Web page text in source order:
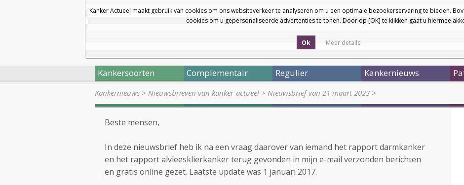
Kanker Actueel maakt gebruik van cookies om ons websiteverkeer te analyseren om u een optimale bezoekerservaring te bieden.
cookies om u gepersonaliseerde advertenties te tonen. Door op [OK] te klikken gaat u hiermee
Ok Meer details
Kankersoorten Complementair Regulier Kankernieuws
Kankernieuws > Nieuwsbrieven van kanker-actueel > Nieuwsbrief van 21 maart 2023 >
Beste mensen,
In deze nieuwsbrief heb ik na een vraag daarover van iemand het rapport darmkanker
en het rapport alvleesklierkanker terug gevonden in mijn e-mail verzonden berichten
en gratis online gezet. Laatste update was 1 januari 2017.